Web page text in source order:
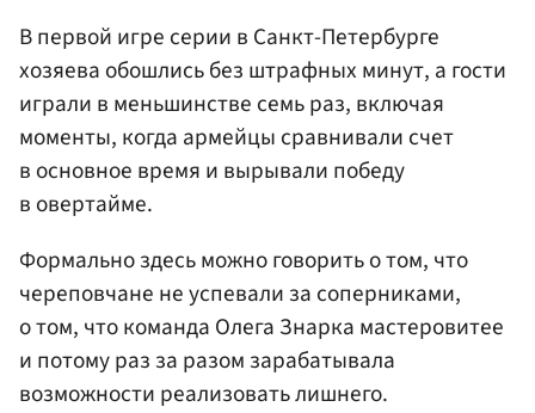
В первой игре серии в Санкт-Петербурге
хозяева обошлись без штрафных минут, а гости
играли в меньшинстве семь раз, включая
моменты, когда армейцы сравнивали счет
в основное время и вырывали победу
в овертайме.
Формально здесь можно говорить о том, что
череповчане не успевали за соперниками,
о том, что команда Олега Знарка мастеровитее
и потому раз за разом зарабатывала
возможности реализовать лишнего.